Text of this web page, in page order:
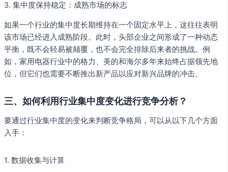
3. 集中度保持稳定：成熟市场的标志
如果一个行业的集中度长期维持在一个固定水平上，这往往表明
该市场已经进入成熟阶段。此时，头部企业之间形成了一种动态
平衡，既不会轻易被颠覆，也不会完全排除后来者的挑战。例
如，家用电器行业中的格力、美的和海尔多年来始终占据领先地
位，但它们也需要不断推出新产品以应对新兴品牌的冲击。
三、如何利用行业集中度变化进行竞争分析？
要通过行业集中度的变化来判断竞争格局，可以从以下几个方面
入手：
1. 数据收集与计算